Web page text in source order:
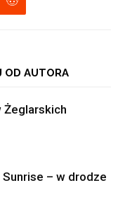
OD AUTORA
Żeglarskich
– w drodze